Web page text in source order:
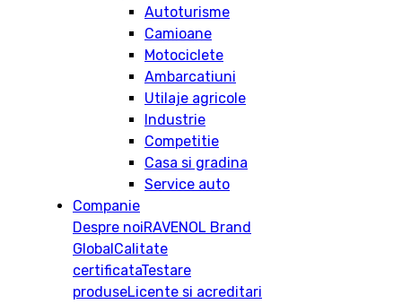
Autoturisme
Camioane
Motociclete
Ambarcatiuni
Utilaje agricole
Industrie
Competitie
Casa si gradina
Service auto
Companie
Despre noiRAVENOL Brand
GlobalCalitate
certificataTestare
produseLicente si acreditari